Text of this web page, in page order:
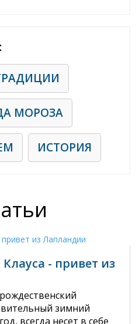
МОРОЗА
ИСТОРИЯ
- привет из
зимний
всегда несет в себе